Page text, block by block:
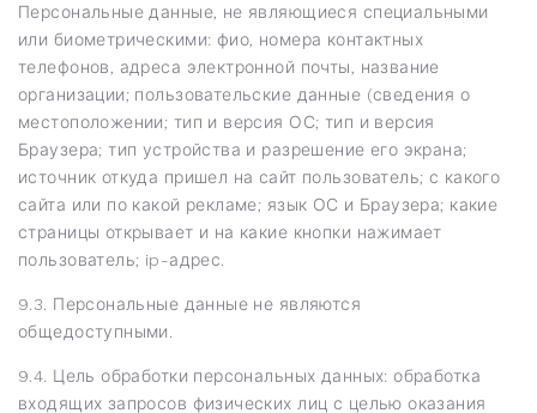
Персональные данные, не являющиеся специальными
или биометрическими: фио, номера контактных
телефонов, адреса электронной почты, название
организации; пользовательские данные (сведения о
местоположении; тип и версия ОС; тип и версия
Браузера; тип устройства и разрешение его экрана;
источник откуда пришел на сайт пользователь; с какого
сайта или по какой рекламе; язык ОС и Браузера; какие
страницы открывает и на какие кнопки нажимает
пользователь; ip-адрес.
9.3. Персональные данные не являются
общедоступными.
9.4. Цель обработки персональных данных: обработка
входящих запросов физических лиц с целью оказания